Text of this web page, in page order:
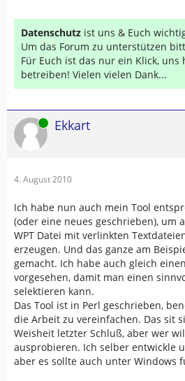
Datenschutz ist uns & Euch
Um das Forum zu unterstützen
Für Euch ist das nur ein Klick, uns
betreiben! Vielen vielen Dank...
Online Ekkart
4. August 2010
Ich habe nun auch mein Tool
(oder eine neues geschrieben), um
WPT Datei mit verlinkten
erzeugen. Und das ganze am
gemacht. Ich habe auch gleich
vorgesehen, damit man einen
selektieren kann.
Das Tool ist in Perl geschrieben,
die Arbeit zu vereinfachen. Das sit
Weisheit letzter Schluß, aber wer
ausprobieren. Ich selber entwickle
aber es sollte auch unter Windows